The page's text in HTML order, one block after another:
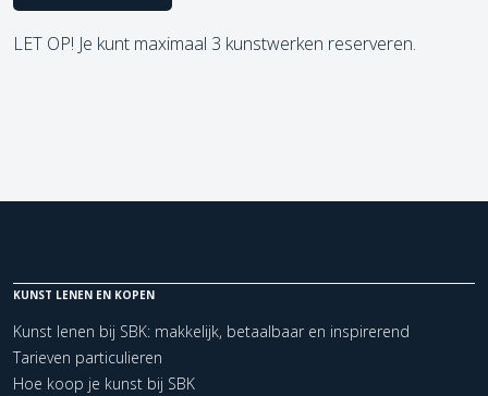
LET OP! Je kunt maximaal 3 kunstwerken reserveren.
KUNST LENEN EN KOPEN
Kunst lenen bij SBK: makkelijk, betaalbaar en inspirerend
Tarieven particulieren
Hoe koop je kunst bij SBK